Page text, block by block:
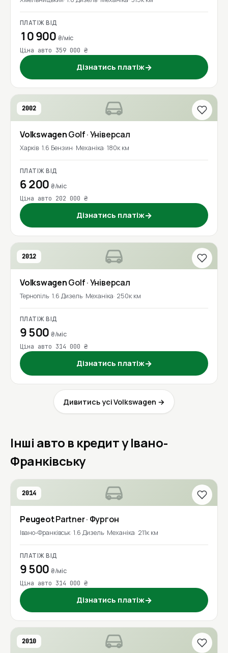
ПЛАТІЖ ВІД
10 900 ₴/міс
Ціна авто 359 000 ₴
Дізнатись платіж→
2002
VolkswagenGolf· Універсал
Харків 1.6 Бензин Механіка 180к км
ПЛАТІЖ ВІД
6 200₴/міс
Ціна авто 202 000 ₴
Дізнатись платіж→
2012
VolkswagenGolf· Універсал
Тернопіль 1.6 Дизель Механіка 250к км
ПЛАТІЖ ВІД
9 500₴/міс
Ціна авто 314 000 ₴
Дізнатись платіж→
Дивитись усі Volkswagen →
Інші авто в кредит у Івано-
Франківську
2014
PeugeotPartner· Фургон
Івано-Франківськ 1.6 Дизель Механіка 211к км
ПЛАТІЖ ВІД
9 500₴/міс
Ціна авто 314 000 ₴
Дізнатись платіж→
2010